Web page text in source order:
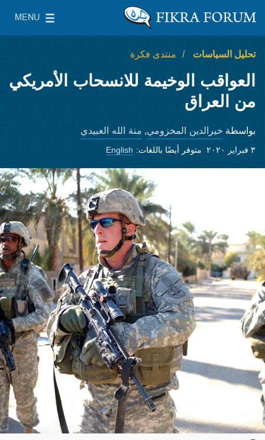
معهد واشنطن لسياسات الشرق الأدنى
MENU
Main Menu
تحليل السياسات منتدى فكرة
العواقب الوخيمة للانسحاب الأمريكي
من العراق
بواسطة خيرالدين المخزومي, منة الله العبيدي
٣ فبراير ٢٠٢٠ متوفر أيضًا باللغات: English